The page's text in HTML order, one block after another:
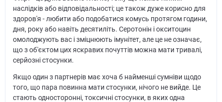
наслідків або відповідальності; це також дуже корисно для
здоров'я - любити або подобатися комусь протягом години,
дня, року або навіть десятиліть. Серотонін і окситоцин
омолоджують вас і зміцнюють імунітет, але це не означає,
що з об'єктом цих яскравих почуттів можна мати тривалі,
серйозні стосунки.
Якщо один з партнерів має хоча б найменші сумніви щодо
того, що пара повинна мати стосунки, нічого не вийде. Це
стають односторонні, токсичні стосунки, в яких одна